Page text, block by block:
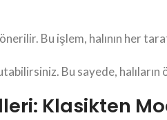
Bu işlem, halının her
Bu sayede,
Klasikten